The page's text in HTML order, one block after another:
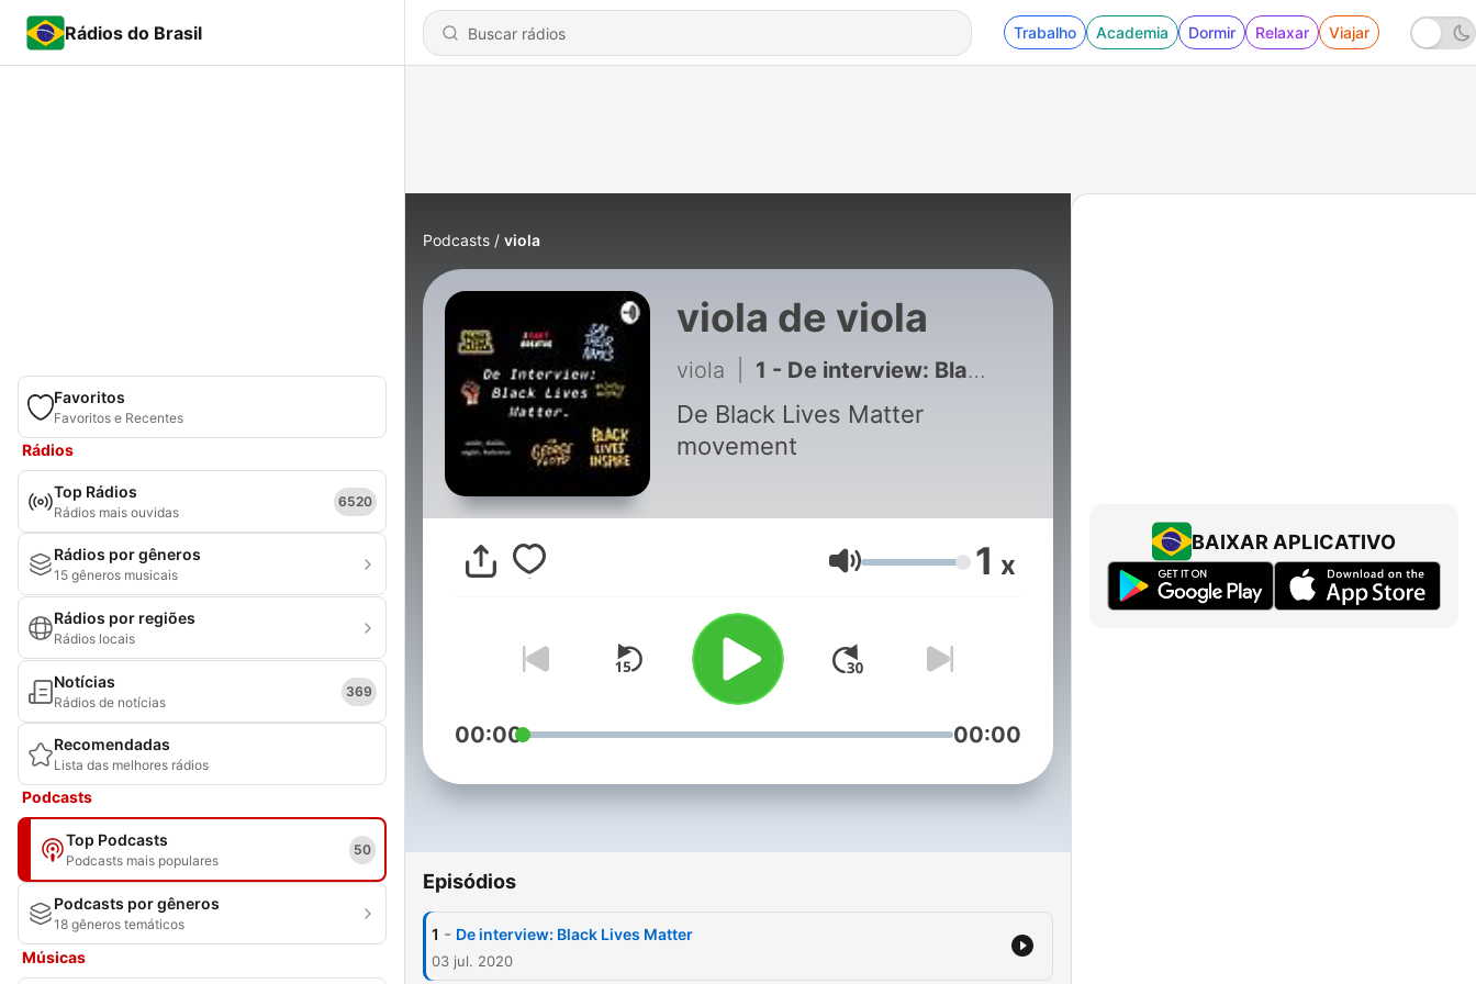
Rádios do Brasil Trabalho Academia Dormir Relaxar Viajar
Favoritos
Favoritos e Recentes
Rádios
Top Rádios
Rádios mais ouvidas
6520
Rádios por gêneros
15 gêneros musicais
Rádios por regiões
Rádios locais
Notícias
Rádios de notícias
369
Recomendadas
Lista das melhores rádios
Podcasts
Top Podcasts
Podcasts mais populares
50
Podcasts por gêneros
18 gêneros temáticos
Músicas
Podcasts viola
viola de viola
viola 1 - De interview: Black Lives Matter
De Black Lives Matter
movement
Volume 1 x
00:00 00:00
Episódios
1 - De interview: Black Lives Matter
03 jul. 2020
BAIXAR APLICATIVO